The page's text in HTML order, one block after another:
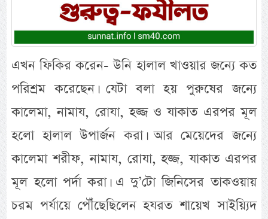
এখন ফিকির করেন- উনি হালাল খাওয়ার জন্যে কত
পরিশ্রম করেছেন। যেটা বলা হয় পুরুষের জন্যে
কালেমা, নামায, রোযা, হজ্জ ও যাকাত এরপর মূল
হলো হালাল উপার্জন করা। আর মেয়েদের জন্যে
কালেমা শরীফ, নামায, রোযা, হজ্জ, যাকাত এরপর
মূল হলো পর্দা করা। এ দু’টো জিনিসের তাকওয়ায়
চরম পর্যায়ে পৌঁছেছিলেন হযরত শায়েখ সাইয়্যিদ